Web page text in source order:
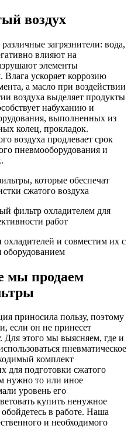
воздух
загрязнители: вода,
влияют на
элементы
Влага ускоряет коррозию
а масло при воздействии
воздуха выделяет продукты
набуханию и
выполненных из
колец, прокладок.
воздуха продлевает срок
пневмооборудования и
которые обеспечат
сжатого воздуха
фильтр охладителем для
работ
и совместим их с
мы продаем
приносила пользу, поэтому
если он не принесет
Для этого мы выясняем, где и
пневматическое
комплект
для подготовки сжатого
нужно то или иное
уровень его
купить ненужное
в работе. Наша
и необходимого